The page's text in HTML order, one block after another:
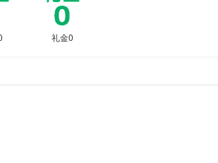
礼金0